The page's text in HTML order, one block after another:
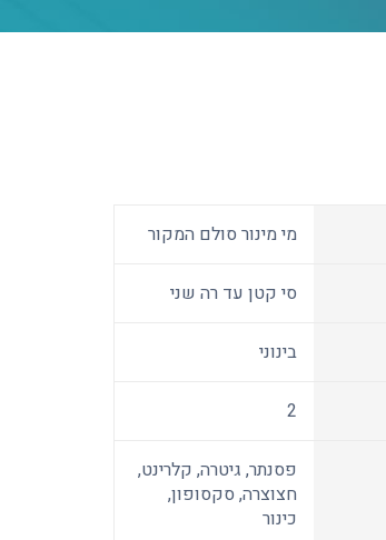
מי מינור סולם המקור
סי קטן עד רה שני
בינוני
2
פסנתר, גיטרה, קלרינט,
חצוצרה, סקסופון,
כינור